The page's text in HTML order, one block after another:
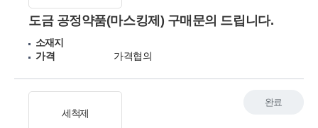
도금 공정약품(마스킹제) 구매문의 드립니다.
소재지
가격
가격협의
세척제
완료